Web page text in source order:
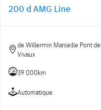
200 d AMG Line
de Willermin Marseille Pont de
Vivaux
39 000km
Automatique